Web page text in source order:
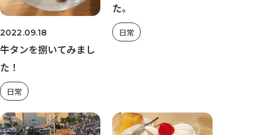
2022.09.18
牛タンを捌いてみまし
た！
日常
た。
日常